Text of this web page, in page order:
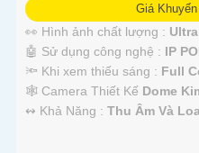
Giá
👀 Hình ảnh chất lượng :
🤖️ Sử dụng công nghệ : IP
🔦 Khi xem thiếu sáng : Full
🕸️ Camera Thiết Kế Dome
️↭ Khả Năng : Thu Âm Và